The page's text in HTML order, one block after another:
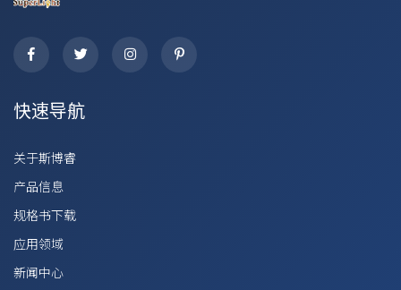
快速导航
关于斯博睿
产品信息
规格书下载
应用领域
新闻中心